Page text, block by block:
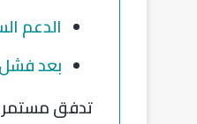
الدعم
بعد
تدفق مستمر